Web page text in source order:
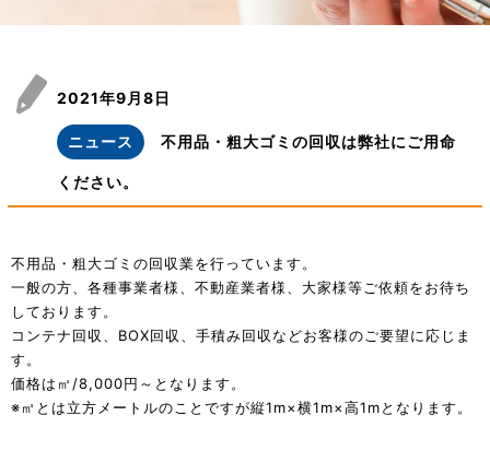
2021年9月8日
ニュース 不用品・粗大ゴミの回収は弊社にご用命
ください。
不用品・粗大ゴミの回収業を行っています。
一般の方、各種事業者様、不動産業者様、大家様等ご依頼をお待ち
しております。
コンテナ回収、BOX回収、手積み回収などお客様のご要望に応じま
す。
価格は㎥/8,000円～となります。
※㎥とは立方メートルのことですが縦1m×横1m×高1mとなります。